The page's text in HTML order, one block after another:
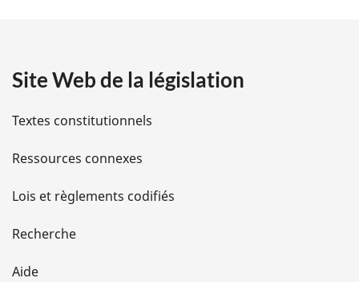
i
l
s
d
e
l
Site Web de la législation
Textes constitutionnels
Ressources connexes
Lois et règlements codifiés
Recherche
Aide